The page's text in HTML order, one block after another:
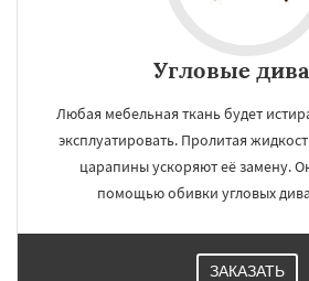
Угловые
Любая мебельная ткань будет
эксплуатировать. Пролитая
царапины ускоряют её замену.
помощью обивки угловых
ЗАКАЗАТЬ